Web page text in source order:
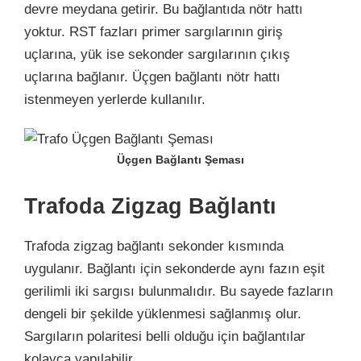
devre meydana getirir. Bu bağlantıda nötr hattı
yoktur. RST fazları primer sargılarının giriş
uçlarına, yük ise sekonder sargılarının çıkış
uçlarına bağlanır. Üçgen bağlantı nötr hattı
istenmeyen yerlerde kullanılır.
Üçgen Bağlantı Şeması
Trafoda Zigzag Bağlantı
Trafoda zigzag bağlantı sekonder kısmında
uygulanır. Bağlantı için sekonderde aynı fazın eşit
gerilimli iki sargısı bulunmalıdır. Bu sayede fazların
dengeli bir şekilde yüklenmesi sağlanmış olur.
Sargıların polaritesi belli olduğu için bağlantılar